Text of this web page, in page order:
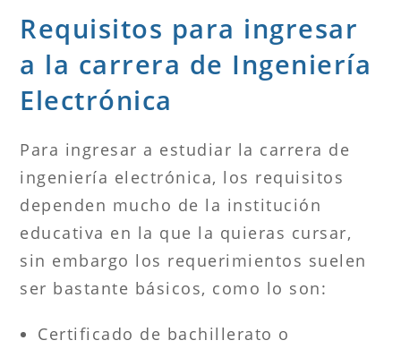
Requisitos para ingresar
a la carrera de Ingeniería
Electrónica
Para ingresar a estudiar la carrera de
ingeniería electrónica, los requisitos
dependen mucho de la institución
educativa en la que la quieras cursar,
sin embargo los requerimientos suelen
ser bastante básicos, como lo son:
Certificado de bachillerato o